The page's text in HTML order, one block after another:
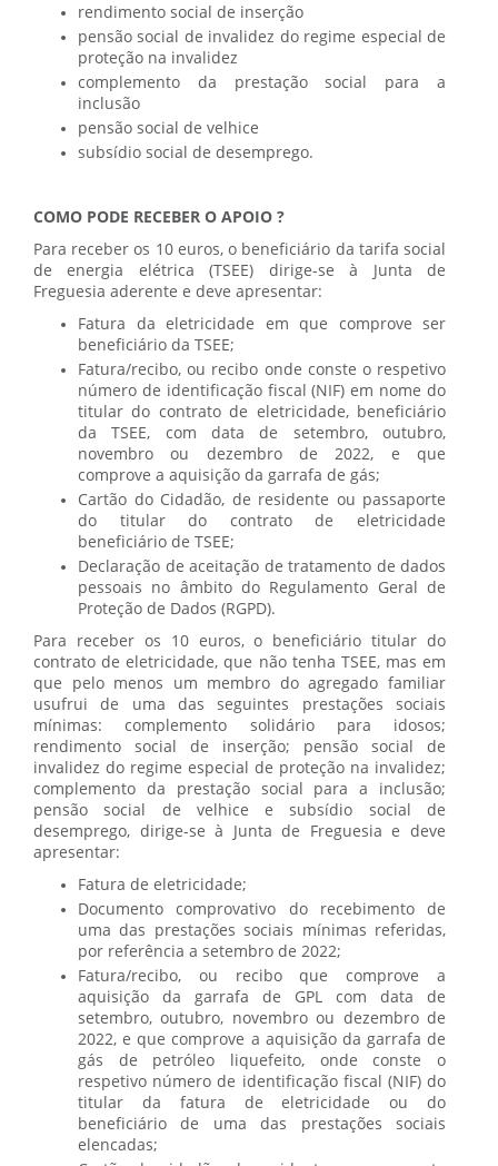
rendimento social de inserção
pensão social de invalidez do regime especial de
proteção na invalidez
complemento da prestação social para a
inclusão
pensão social de velhice
subsídio social de desemprego.
COMO PODE RECEBER O APOIO ?
Para receber os 10 euros, o beneficiário da tarifa social
de energia elétrica (TSEE) dirige-se à Junta de
Freguesia aderente e deve apresentar:
Fatura da eletricidade em que comprove ser
beneficiário da TSEE;
Fatura/recibo, ou recibo onde conste o respetivo
número de identificação fiscal (NIF) em nome do
titular do contrato de eletricidade, beneficiário
da TSEE, com data de setembro, outubro,
novembro ou dezembro de 2022, e que
comprove a aquisição da garrafa de gás;
Cartão do Cidadão, de residente ou passaporte
do titular do contrato de eletricidade
beneficiário de TSEE;
Declaração de aceitação de tratamento de dados
pessoais no âmbito do Regulamento Geral de
Proteção de Dados (RGPD).
Para receber os 10 euros, o beneficiário titular do
contrato de eletricidade, que não tenha TSEE, mas em
que pelo menos um membro do agregado familiar
usufrui de uma das seguintes prestações sociais
mínimas: complemento solidário para idosos;
rendimento social de inserção; pensão social de
invalidez do regime especial de proteção na invalidez;
complemento da prestação social para a inclusão;
pensão social de velhice e subsídio social de
desemprego, dirige-se à Junta de Freguesia e deve
apresentar:
Fatura de eletricidade;
Documento comprovativo do recebimento de
uma das prestações sociais mínimas referidas,
por referência a setembro de 2022;
Fatura/recibo, ou recibo que comprove a
aquisição da garrafa de GPL com data de
setembro, outubro, novembro ou dezembro de
2022, e que comprove a aquisição da garrafa de
gás de petróleo liquefeito, onde conste o
respetivo número de identificação fiscal (NIF) do
titular da fatura de eletricidade ou do
beneficiário de uma das prestações sociais
elencadas;